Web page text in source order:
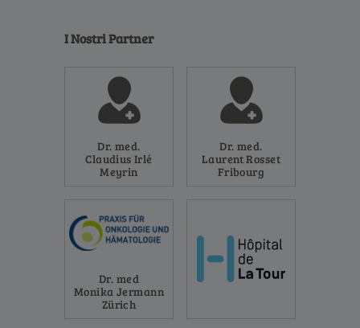
I Nostri Partner
Dr. med.
Claudius Irlé
Meyrin
Dr. med.
Laurent Rosset
Fribourg
Dr. med
Monika Jermann
Zürich